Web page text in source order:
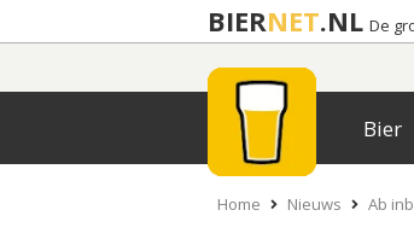
BIERNET.NL De
Bier
Home Nieuws Ab